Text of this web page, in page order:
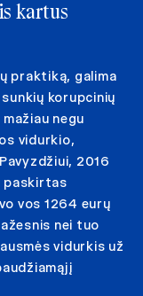
kartus
praktiką, galima
korupcinių
negu
vidurkio,
2016
paskirtas
vos 1264 eurų
nei tuo
vidurkis už